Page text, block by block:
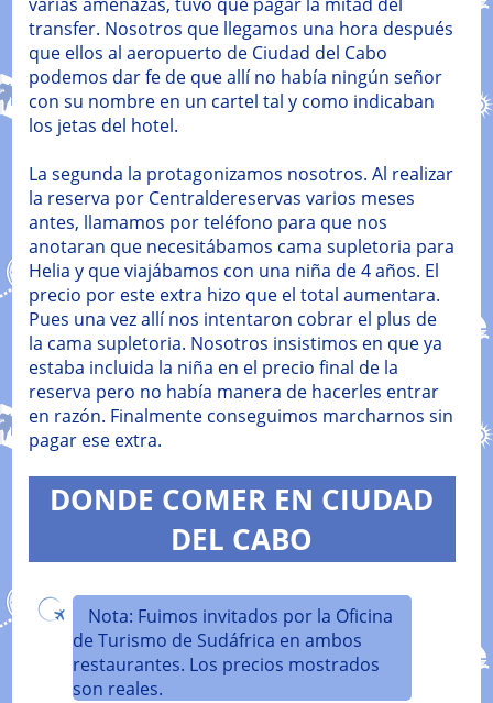
transfer. Nosotros que llegamos una hora después
que ellos al aeropuerto de Ciudad del Cabo
podemos dar fe de que allí no había ningún señor
con su nombre en un cartel tal y como indicaban
los jetas del hotel.
La segunda la protagonizamos nosotros. Al realizar
la reserva por Centraldereservas varios meses
antes, llamamos por teléfono para que nos
anotaran que necesitábamos cama supletoria para
Helia y que viajábamos con una niña de 4 años. El
precio por este extra hizo que el total aumentara.
Pues una vez allí nos intentaron cobrar el plus de
la cama supletoria. Nosotros insistimos en que ya
estaba incluida la niña en el precio final de la
reserva pero no había manera de hacerles entrar
en razón. Finalmente conseguimos marcharnos sin
pagar ese extra.
DONDE COMER EN CIUDAD
DEL CABO
Nota: Fuimos invitados por la Oficina
de Turismo de Sudáfrica en ambos
restaurantes. Los precios mostrados
son reales.